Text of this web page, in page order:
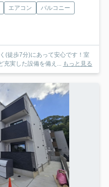
エアコン
バルコニー
(徒歩7分)にあって安心です！室
充実した設備を備え... もっと見る